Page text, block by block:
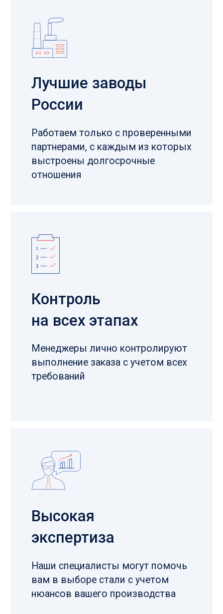
Высокая
экспертиза
Наши специалисты могут помочь
нюансов вашего производства
Направьте свой запрос, наш специалист
перезвонит в ближайшее время!
8 831 214 19 14
Обратный звонок
info@metallostroi.com
НОВГОРОДЕ КУПИТЬ